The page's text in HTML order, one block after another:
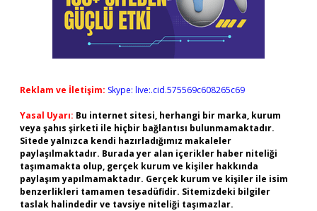
Reklam ve İletişim: Skype: live:.cid.575569c608265c69
Yasal Uyarı: Bu internet sitesi, herhangi bir marka, kurum
veya şahıs şirketi ile hiçbir bağlantısı bulunmamaktadır.
Sitede yalnızca kendi hazırladığımız makaleler
paylaşılmaktadır. Burada yer alan içerikler haber niteliği
taşımamakta olup, gerçek kurum ve kişiler hakkında
paylaşım yapılmamaktadır. Gerçek kurum ve kişiler ile isim
benzerlikleri tamamen tesadüfidir. Sitemizdeki bilgiler
taslak halindedir ve tavsiye niteliği taşımazlar.